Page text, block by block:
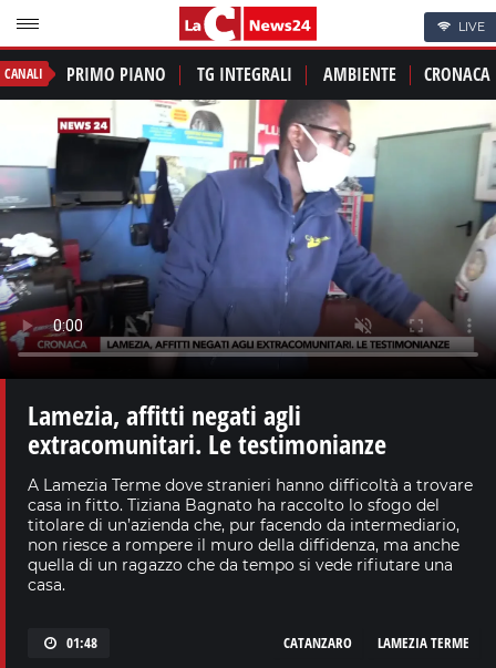
LIVE
CANALI PRIMO PIANO TG INTEGRALI AMBIENTE CRONACA
Lamezia, affitti negati agli
extracomunitari. Le testimonianze
A Lamezia Terme dove stranieri hanno difficoltà a trovare
casa in fitto. Tiziana Bagnato ha raccolto lo sfogo del
titolare di un’azienda che, pur facendo da intermediario,
non riesce a rompere il muro della diffidenza, ma anche
quella di un ragazzo che da tempo si vede rifiutare una
casa.
01:48 LAMEZIA TERME
CATANZARO